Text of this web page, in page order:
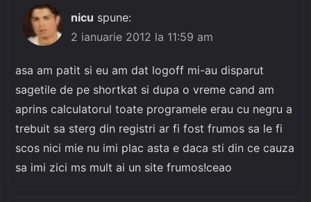
nicu spune:
2 ianuarie 2012 la 11:59 am
asa am patit si eu am dat logoff mi-au disparut
sagetile de pe shortkat si dupa o vreme cand am
aprins calculatorul toate programele erau cu negru a
trebuit sa sterg din registri ar fi fost frumos sa le fi
scos nici mie nu imi plac asta e daca sti din ce cauza
sa imi zici ms mult ai un site frumos!ceao